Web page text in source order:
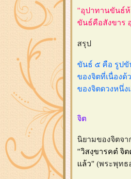
"อุปาทานขันธ์
ขันธ์คือสังขาร
สรุป
ขันธ์ ๕ คือ รูปขั
ของจิตที่เนื่องด้
ของจิตดวงหนึ่ง
จิต
นิยามของจิตจ
"วิสงฺขารคตํ จิ
ล้ว" (พระพุทธ